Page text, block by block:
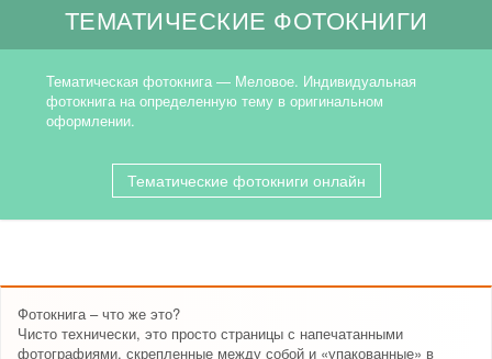
ТЕМАТИЧЕСКИЕ ФОТОКНИГИ
Тематическая фотокнига — Меловое. Индивидуальная
фотокнига на определенную тему в оригинальном
оформлении.
Тематические фотокниги онлайн
Фотокнига – что же это?
Чисто технически, это просто страницы с напечатанными
фотографиями, скрепленные между собой и «упакованные» в